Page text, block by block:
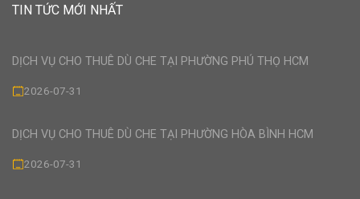
TIN TỨC MỚI NHẤT
DỊCH VỤ CHO THUÊ DÙ CHE TẠI PHƯỜNG PHÚ THỌ HCM
2026-07-31
DỊCH VỤ CHO THUÊ DÙ CHE TẠI PHƯỜNG HÒA BÌNH HCM
2026-07-31